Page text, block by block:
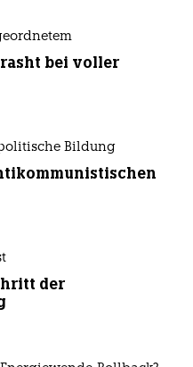
bei voller
Bildung
der